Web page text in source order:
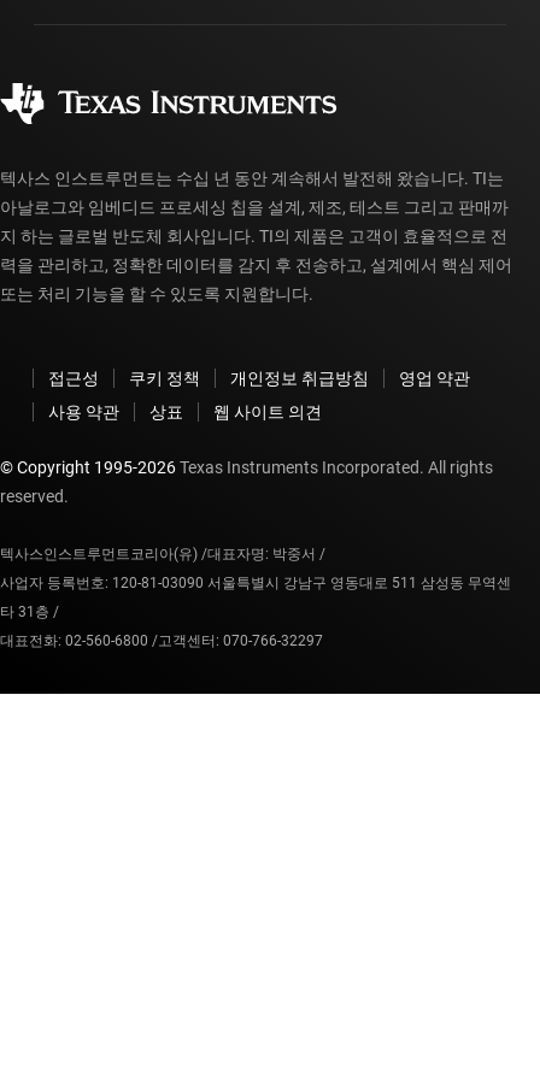
제조
myTI 계정 FAQ
주문 FAQ
텍사스 인스트루먼트는 수십 년 동안 계속해서 발전해 왔습니다. TI는
아날로그와 임베디드 프로세싱 칩을 설계, 제조, 테스트 그리고 판매까
지 하는 글로벌 반도체 회사입니다. TI의 제품은 고객이 효율적으로 전
력을 관리하고, 정확한 데이터를 감지 후 전송하고, 설계에서 핵심 제어
또는 처리 기능을 할 수 있도록 지원합니다.
접근성 쿠키 정책 개인정보 취급방침
영업 약관
사용 약관
상표 웹 사이트 의견
© Copyright 1995-2026Texas Instruments Incorporated. All rights
reserved.
텍사스인스트루먼트코리아(유) /대표자명: 박중서 /
사업자 등록번호: 120-81-03090 서울특별시 강남구 영동대로 511 삼성동 무역센
타 31층 /
대표전화: 02-560-6800 /고객센터: 070-766-32297